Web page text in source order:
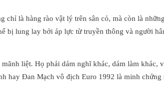
là hàng rào vật lý trên sân cỏ, mà còn là
bị lung lay bởi áp lực từ truyền thông và người
liệt. Họ phải dám nghĩ khác, dám làm khác,
hay Đan Mạch vô địch Euro 1992 là minh chứng